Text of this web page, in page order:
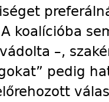
koalícióba
–,
pedig